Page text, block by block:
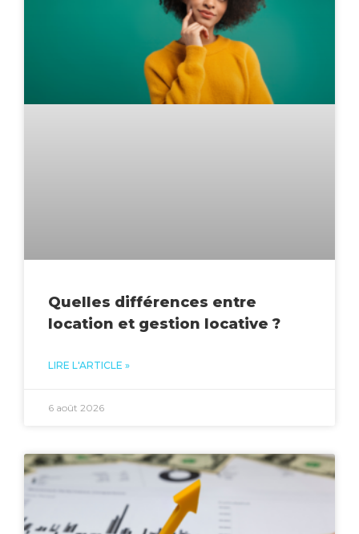
Quelles différences entre
location et gestion locative ?
LIRE L'ARTICLE »
6 août 2026